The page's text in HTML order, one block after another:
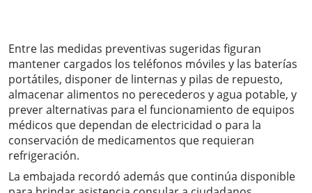
Entre las medidas preventivas sugeridas figuran
mantener cargados los teléfonos móviles y las baterías
portátiles, disponer de linternas y pilas de repuesto,
almacenar alimentos no perecederos y agua potable, y
prever alternativas para el funcionamiento de equipos
médicos que dependan de electricidad o para la
conservación de medicamentos que requieran
refrigeración.
La embajada recordó además que continúa disponible